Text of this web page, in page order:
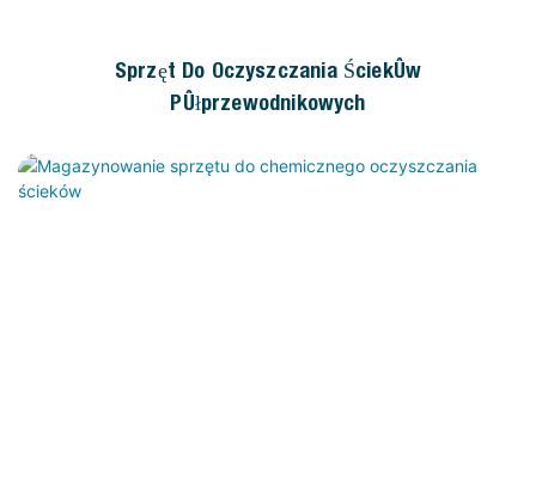
Sprzęt Do Oczyszczania Ścieków
Półprzewodnikowych